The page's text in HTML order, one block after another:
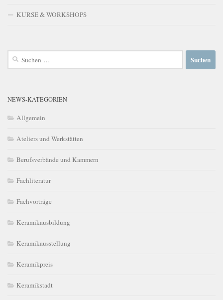
KURSE & WORKSHOPS
Suchen
NEWS-KATEGORIEN
Allgemein
Ateliers und Werkstätten
Berufsverbände und Kammern
Fachliteratur
Fachvorträge
Keramikausbildung
Keramikausstellung
Keramikpreis
Keramikstadt